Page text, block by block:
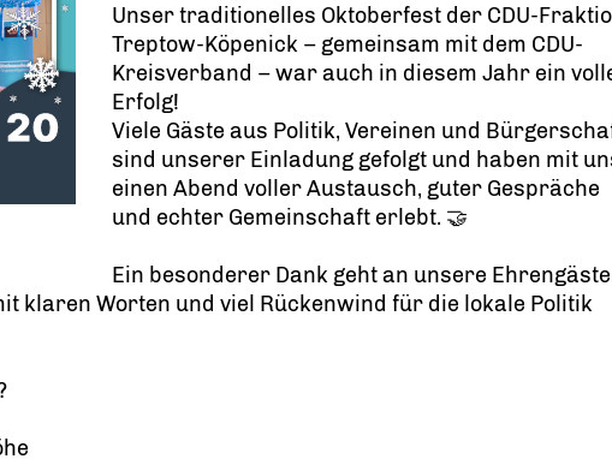
Unser traditionelles Oktoberfest der CDU-
Treptow-Köpenick – gemeinsam mit dem CDU-
Kreisverband – war auch in diesem Jahr ein
Erfolg!
Viele Gäste aus Politik, Vereinen und
sind unserer Einladung gefolgt und haben mit
einen Abend voller Austausch, guter Gespräche
und echter Gemeinschaft erlebt. 🤝
Ein besonderer Dank geht an unsere
klaren Worten und viel Rückenwind für die lokale Politik